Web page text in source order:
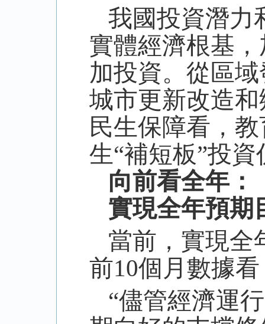
我國投資潛力
實體經濟根基
加投資。從區
城市更新改造
民生保障看，
生“補短板”投
向前看全年：
實現全年預期
當前，實現全
前10個月數據
“儘管經濟運